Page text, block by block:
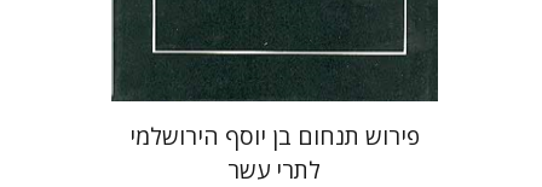
פירוש תנחום בן יוסף הירושלמי
לתרי עשר